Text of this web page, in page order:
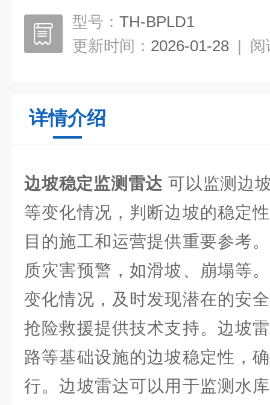
型号： TH-BPLD1
更新时间： 2026-01-28 | 阅
详情介绍
边坡稳定监测雷达 可以监测边
等变化情况，判断边坡的稳定
目的施工和运营提供重要参考
质灾害预警，如滑坡、崩塌等
变化情况，及时发现潜在的安
抢险救援提供技术支持。边坡
路等基础设施的边坡稳定性，
行。边坡雷达可以用于监测水